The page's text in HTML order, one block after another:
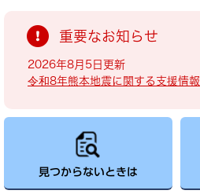
重要なお知らせ
2026年8月5日更新
令和8年熊本地震に関する支援情報
見つからないときは